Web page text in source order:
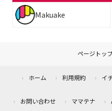
Makuake
ページトッ
ホーム 利用規約 イ
お問い合わせ ママテナ